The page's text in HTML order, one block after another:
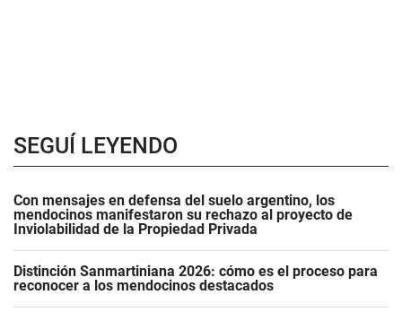
SEGUÍ LEYENDO
Con mensajes en defensa del suelo argentino, los
mendocinos manifestaron su rechazo al proyecto de
Inviolabilidad de la Propiedad Privada
Distinción Sanmartiniana 2026: cómo es el proceso para
reconocer a los mendocinos destacados